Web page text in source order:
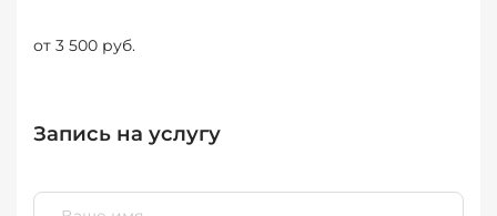
от 3 500 руб.
Запись на услугу